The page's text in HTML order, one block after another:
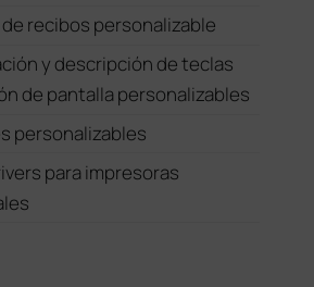
recibos personalizable
y descripción de teclas
de pantalla personalizables
personalizables
para impresoras